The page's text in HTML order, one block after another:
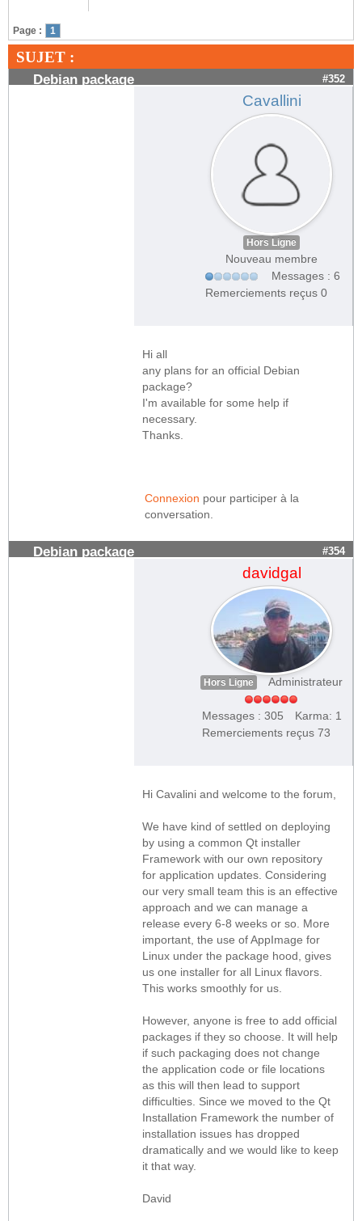
Page : 1
SUJET :
Debian package #352
Cavallini
Hors Ligne
Nouveau membre
Messages : 6
Remerciements reçus 0
Hi all
any plans for an official Debian
package?
I'm available for some help if
necessary.
Thanks.
Connexion pour participer à la
conversation.
Debian package #354
davidgal
Hors Ligne Administrateur
Messages : 305
Karma: 1
Remerciements reçus 73
Hi Cavalini and welcome to the forum,
We have kind of settled on deploying
by using a common Qt installer
Framework with our own repository
for application updates. Considering
our very small team this is an effective
approach and we can manage a
release every 6-8 weeks or so. More
important, the use of AppImage for
Linux under the package hood, gives
us one installer for all Linux flavors.
This works smoothly for us.
However, anyone is free to add official
packages if they so choose. It will help
if such packaging does not change
the application code or file locations
as this will then lead to support
difficulties. Since we moved to the Qt
Installation Framework the number of
installation issues has dropped
dramatically and we would like to keep
it that way.
David